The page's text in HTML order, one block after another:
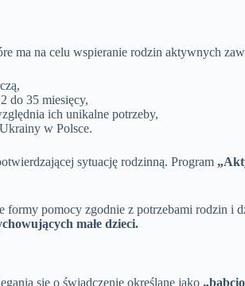
na celu wspieranie rodzin aktywnych
do 35 miesięcy,
ich unikalne potrzeby,
w Polsce.
sytuację rodzinną. Program
formy pomocy zgodnie z potrzebami rodzin i
małe dzieci.
się o świadczenie określane jako